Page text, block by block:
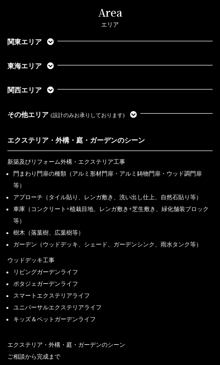
Area
エリア
関東エリア
東海エリア
関西エリア
その他エリア (設計のみお承りしております)
エクステリア・外構・庭・ガーデンのシーン
新築及びリフォーム外構・エクステリア工事
門まわり門扉の種類（アルミ形材門扉・アルミ鋳物門扉・ウッド調門扉
等）
アプローチ（タイル貼り、レンガ敷き、洗い出し仕上、自然石貼り等）
車庫（コンクリート+植栽目地、レンガ敷き+芝生敷き、緑化舗装ブロック
等）
樹木（落葉樹、広葉樹等）
ガーデン（ウッドデッキ、シェード、ガーデンシンク、雨水タンク等）
ウッドデッキ工事
リビングガーデンライフ
ポタジェガーデンライフ
スマートエクステリアライフ
ユニバーサルエクステリアライフ
キッズ＆ペットガーデンライフ
エクステリア・外構・庭・ガーデンのシーン
ご相談から完成まで